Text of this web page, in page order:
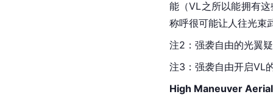
能（VL之所以能拥有
称呼很可能让人往光束
注2：强袭自由的光翼
注3：强袭自由开启VL
High Maneuver